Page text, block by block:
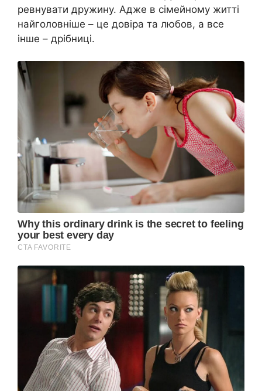
ревнувати дружину. Адже в сімейному житті
найголовніше – це довіра та любов, а все
інше – дрібниці.